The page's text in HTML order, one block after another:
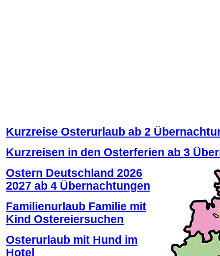
Kurzreise Osterurlaub ab 2
Kurzreisen in den Osterferien ab 3
Ostern Deutschland 2026
2027 ab 4 Übernachtungen
Familienurlaub Familie mit
Kind Ostereiersuchen
Osterurlaub mit Hund im
Hotel